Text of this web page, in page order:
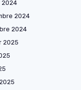
2024
2024
2024
2025